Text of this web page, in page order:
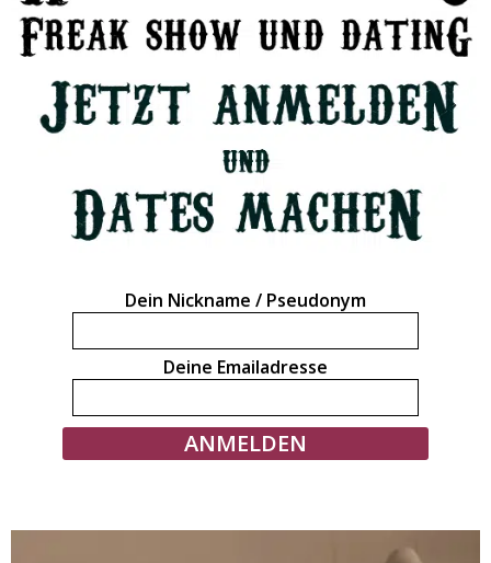
Dein Nickname / Pseudonym
Deine Emailadresse